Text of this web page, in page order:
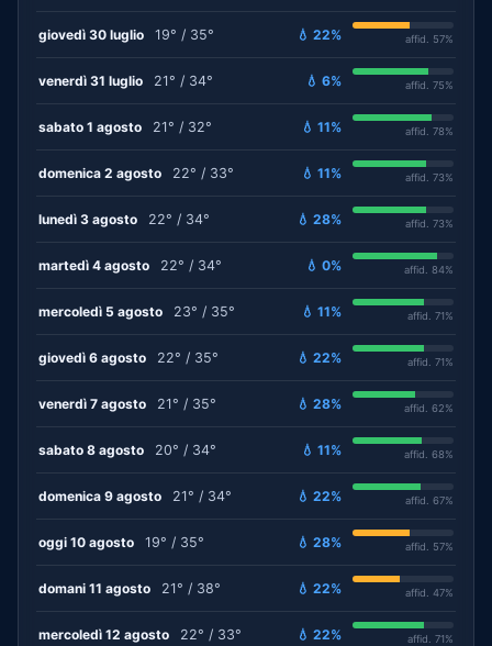
giovedì 30 luglio 19° / 35° 💧 22% affid. 57%
venerdì 31 luglio 21° / 34° 💧 6% affid. 75%
sabato 1 agosto 21° / 32° 💧 11% affid. 78%
domenica 2 agosto 22° / 33° 💧 11% affid. 73%
lunedì 3 agosto 22° / 34° 💧 28% affid. 73%
martedì 4 agosto 22° / 34° 💧 0% affid. 84%
mercoledì 5 agosto 23° / 35° 💧 11% affid. 71%
giovedì 6 agosto 22° / 35° 💧 22% affid. 71%
venerdì 7 agosto 21° / 35° 💧 28% affid. 62%
sabato 8 agosto 20° / 34° 💧 11% affid. 68%
domenica 9 agosto 21° / 34° 💧 22% affid. 67%
oggi 10 agosto 19° / 35° 💧 28% affid. 57%
domani 11 agosto 21° / 38° 💧 22% affid. 47%
mercoledì 12 agosto 22° / 33° 💧 22% affid. 71%